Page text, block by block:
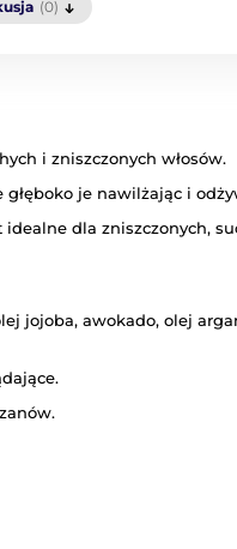
(0)
i zniszczonych włosów.
głęboko je nawilżając i
dla zniszczonych,
jojoba, awokado, olej